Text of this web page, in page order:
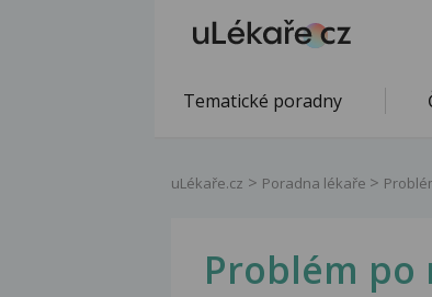
Tematické poradny
uLékaře.cz Poradna lékaře
Problém po